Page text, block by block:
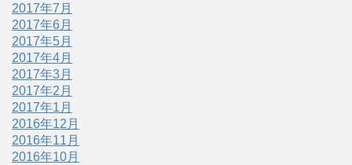
2017年7月
2017年6月
2017年5月
2017年4月
2017年3月
2017年2月
2017年1月
2016年12月
2016年11月
2016年10月